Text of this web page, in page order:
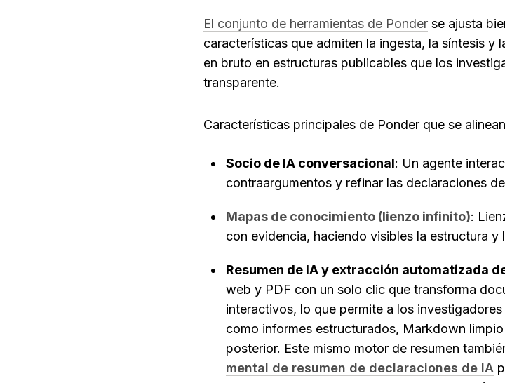
El conjunto de herramientas de Ponder se ajusta
características que admiten la ingesta, la síntesis
en bruto en estructuras publicables que los
transparente.
Características principales de Ponder que se
Socio de IA conversacional: Un agente
contraargumentos y refinar las declaraciones
Mapas de conocimiento (lienzo infinito):
con evidencia, haciendo visibles la estructura y
Resumen de IA y extracción automatizada
web y PDF con un solo clic que transforma
interactivos, lo que permite a los
como informes estructurados, Markdown
posterior. Este mismo motor de resumen
mental de resumen de declaraciones de IA